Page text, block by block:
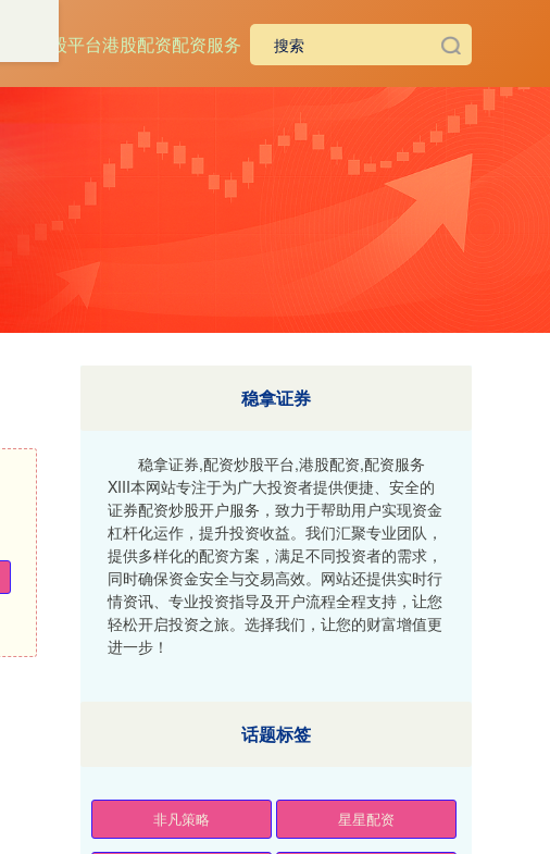
配资炒股平台港股配资配资服务
稳拿证券
稳拿证券,配资炒股平台,港股配资,配资服务
XIII‌本网站专注于为广大投资者提供便捷、安全的
证券配资炒股开户服务，致力于帮助用户实现资金
杠杆化运作，提升投资收益。我们汇聚专业团队，
提供多样化的配资方案，满足不同投资者的需求，
同时确保资金安全与交易高效。网站还提供实时行
情资讯、专业投资指导及开户流程全程支持，让您
轻松开启投资之旅。选择我们，让您的财富增值更
进一步！
话题标签
非凡策略 星星配资